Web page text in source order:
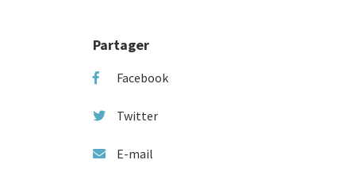
Partager
Facebook
Twitter
E-mail